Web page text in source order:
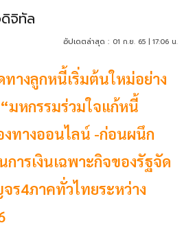
จิทัล
อัปเดตล่าสุด : 01 ก.ย. 65 | 17:06 น.
างลูกหนี้เริ่มต้นใหม่อย่าง
มหกรรมร่วมใจแก้หนี้
ทางออนไลน์ -ก่อนผนึก
ารเงินเฉพาะกิจของรัฐจัด
ร4ภาคทั่วไทยระหว่าง